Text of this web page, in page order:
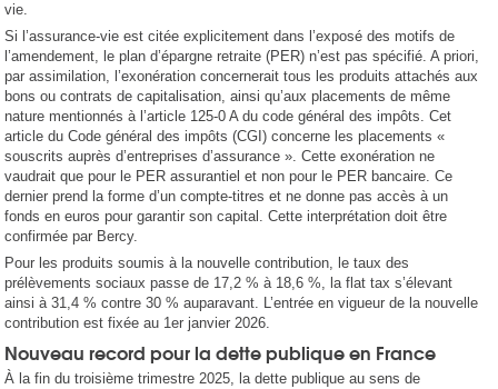
vie.
Si l’assurance-vie est citée explicitement dans l’exposé des motifs de
l’amendement, le plan d’épargne retraite (PER) n’est pas spécifié. A priori,
par assimilation, l’exonération concernerait tous les produits attachés aux
bons ou contrats de capitalisation, ainsi qu’aux placements de même
nature mentionnés à l’article 125-0 A du code général des impôts. Cet
article du Code général des impôts (CGI) concerne les placements «
souscrits auprès d’entreprises d’assurance ». Cette exonération ne
vaudrait que pour le PER assurantiel et non pour le PER bancaire. Ce
dernier prend la forme d’un compte-titres et ne donne pas accès à un
fonds en euros pour garantir son capital. Cette interprétation doit être
confirmée par Bercy.
Pour les produits soumis à la nouvelle contribution, le taux des
prélèvements sociaux passe de 17,2 % à 18,6 %, la flat tax s’élevant
ainsi à 31,4 % contre 30 % auparavant. L’entrée en vigueur de la nouvelle
contribution est fixée au 1er janvier 2026.
Nouveau record pour la dette publique en France
À la fin du troisième trimestre 2025, la dette publique au sens de